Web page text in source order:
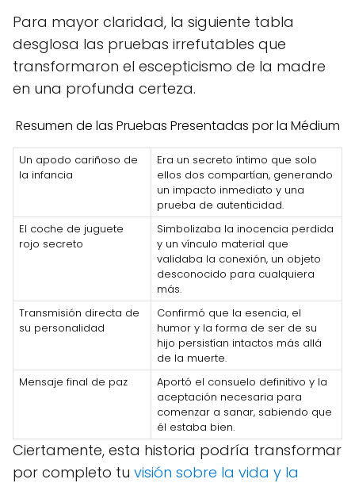
Para mayor claridad, la siguiente tabla
desglosa las pruebas irrefutables que
transformaron el escepticismo de la madre
en una profunda certeza.
Resumen de las Pruebas Presentadas por la Médium
Un apodo cariñoso de
la infancia
Era un secreto íntimo que solo
ellos dos compartían, generando
un impacto inmediato y una
prueba de autenticidad.
El coche de juguete
rojo secreto
Simbolizaba la inocencia perdida
y un vínculo material que
validaba la conexión, un objeto
desconocido para cualquiera
más.
Transmisión directa de
su personalidad
Confirmó que la esencia, el
humor y la forma de ser de su
hijo persistían intactos más allá
de la muerte.
Mensaje final de paz
Aportó el consuelo definitivo y la
aceptación necesaria para
comenzar a sanar, sabiendo que
él estaba bien.
Ciertamente, esta historia podría transformar
por completo tu visión sobre la vida y la